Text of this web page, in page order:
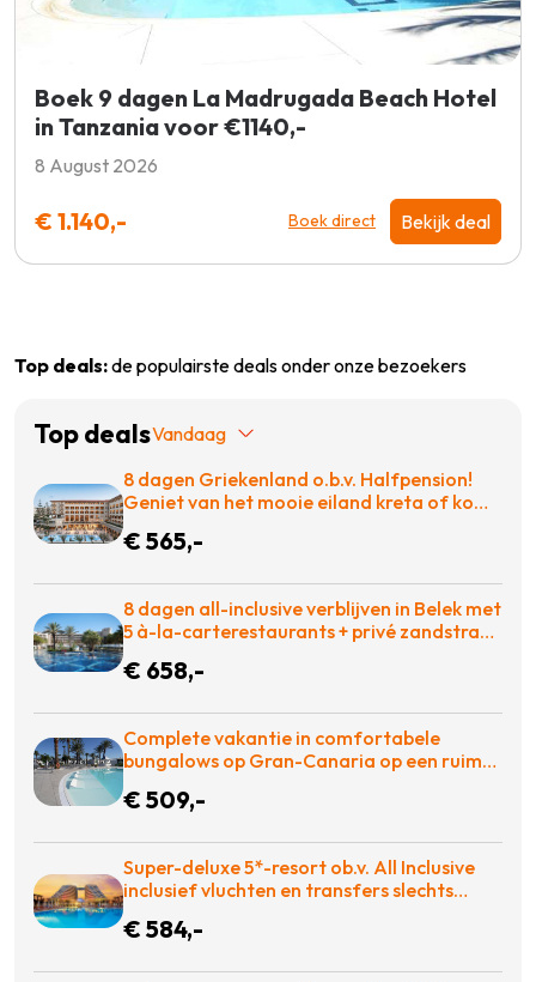
Boek 9 dagen La Madrugada Beach Hotel
in Tanzania voor €1140,-
8 August 2026
€ 1.140,- Boek direct Bekijk deal
Top deals:de populairste deals onder onze bezoekers
Top dealsVandaag
8 dagen Griekenland o.b.v. Halfpension!
Geniet van het mooie eiland kreta of kom
€565 p.p. = BOEKEN
€ 565,-
8 dagen all-inclusive verblijven in Belek met
5 à-la-carterestaurants + privé zandstrand
maar €658 = BOEKEN!
€ 658,-
Complete vakantie in comfortabele
bungalows op Gran-Canaria op een ruim
BOEKEN!
€ 509,-
Super-deluxe 5*-resort ob.v. All Inclusive
inclusief vluchten en transfers slechts
€ 584,-